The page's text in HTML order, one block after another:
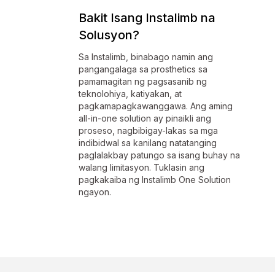
Bakit Isang Instalimb na
Solusyon?
Sa Instalimb, binabago namin ang
pangangalaga sa prosthetics sa
pamamagitan ng pagsasanib ng
teknolohiya, katiyakan, at
pagkamapagkawanggawa. Ang aming
all-in-one solution ay pinaikli ang
proseso, nagbibigay-lakas sa mga
indibidwal sa kanilang natatanging
paglalakbay patungo sa isang buhay na
walang limitasyon. Tuklasin ang
pagkakaiba ng Instalimb One Solution
ngayon.